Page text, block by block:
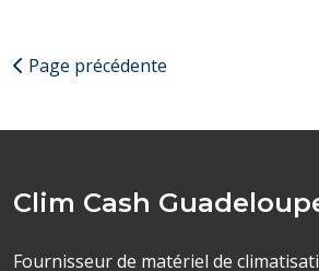
Page précédente
Clim Cash
Fournisseur de matériel de